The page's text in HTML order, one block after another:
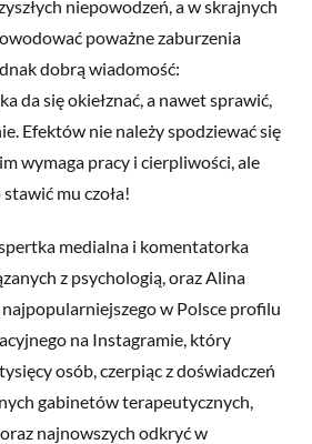
niepowodzeń, a w skrajnych
poważne zaburzenia
dobrą wiadomość:
da się okiełznać, a nawet sprawić,
Efektów nie należy spodziewać się
wymaga pracy i cierpliwości, ale
mu czoła!
medialna i komentatorka
z psychologią, oraz Alina
w Polsce profilu
na Instagramie, który
osób, czerpiąc z doświadczeń
gabinetów terapeutycznych,
najnowszych odkryć w